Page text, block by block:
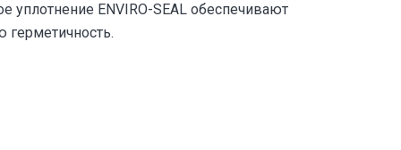
уплотнение ENVIRO-SEAL обеспечивают